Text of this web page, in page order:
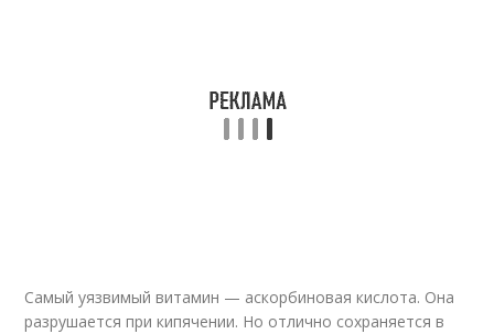
Самый уязвимый витамин — аскорбиновая кислота. Она
разрушается при кипячении. Но отлично сохраняется в